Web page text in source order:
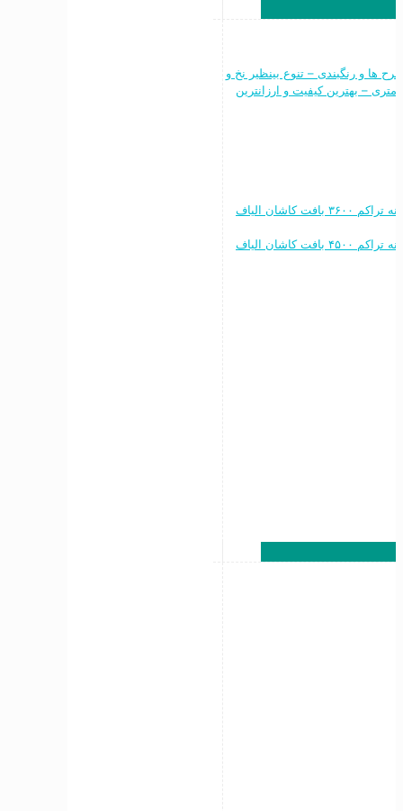
طرح ها و رنگبندی – تنوع بینظیر نخ و
نقشه – فرش ماشینی ۷۰۰ شانه ۶متری ، ۹ متری و ۱۲ متری – بهترین کیفیت و ارزانترین
خرید به قیمت فرش ماشینی ۱۲۰۰ شانه تراکم ۳۶۰۰ بافت کاشان الیاف
خرید به قیمت فرش ماشینی ۱۵۰۰ شانه تراکم ۴۵۰۰ بافت کاشان الیاف